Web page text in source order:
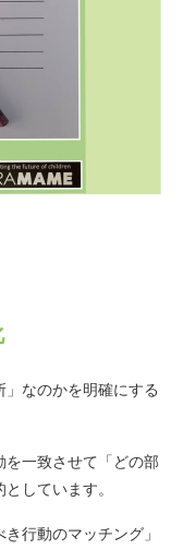
なのかを明確にする
一致させて「どの部
しています。
行動のマッチング」